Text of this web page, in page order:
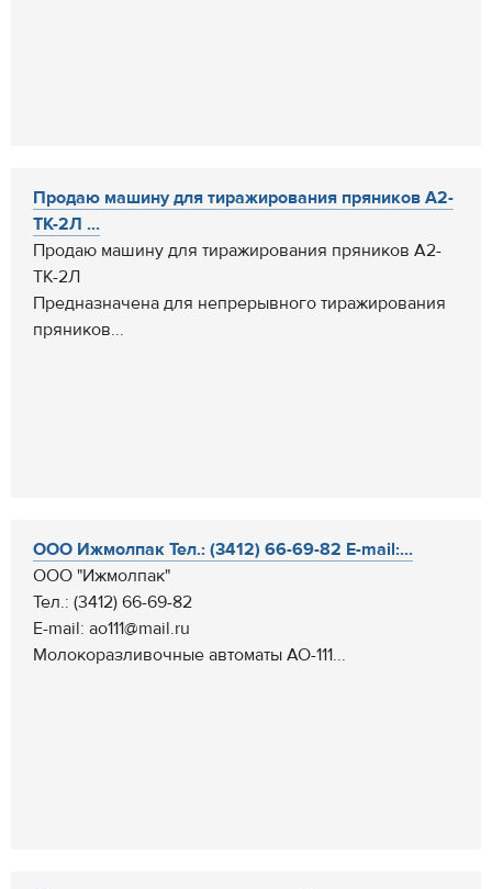
Продаю машину для тиражирования пряников А2-
ТК-2Л ...
Продаю машину для тиражирования пряников А2-
ТК-2Л
Предназначена для непрерывного тиражирования
пряников...
ООО Ижмолпак Тел.: (3412) 66-69-82 E-mail:...
ООО "Ижмолпак"
Тел.: (3412) 66-69-82
E-mail: ao111@mail.ru
Молокоразливочные автоматы АО-111...